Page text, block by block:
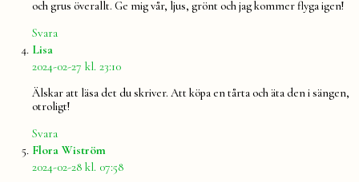
och grus överallt. Ge mig vår, ljus, grönt och jag kommer flyga igen!
Svara
Lisa
2024-02-27 kl. 23:10
Älskar att läsa det du skriver. Att köpa en tårta och äta den i sängen,
otroligt!
Svara
Flora Wiström
2024-02-28 kl. 07:58